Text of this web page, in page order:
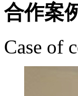
合作案
Case of